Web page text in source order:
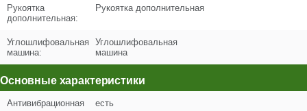
Поз. в схеме
U353-115-006
Кол-во в корзину
Рукоятка
дополнительная:
Рукоятка дополнительная
Углошлифовальная
машина:
Углошлифовальная
машина
Основные характеристики
Антивибрационная
есть